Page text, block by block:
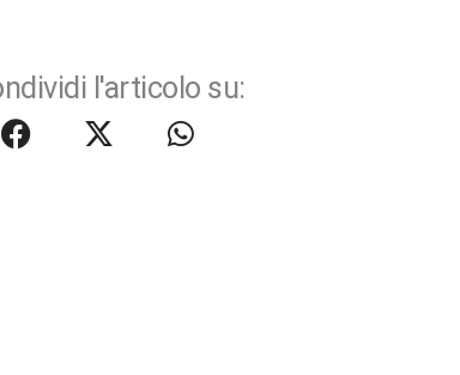
l'articolo su: